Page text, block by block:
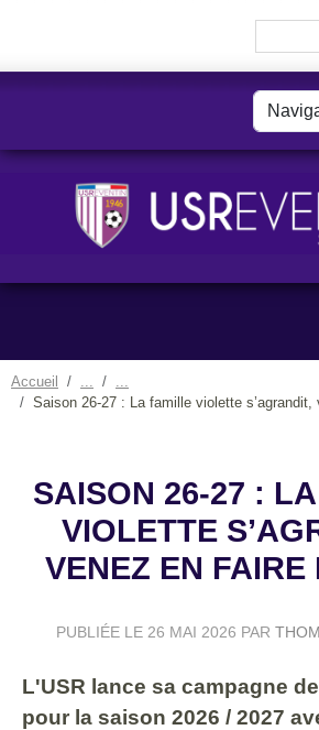
Accueil
Saison 26-27 : La famille violette
SAISON 26-27 :
VIOLETTE
VENEZ EN FAIRE
PUBLIÉE LE 26 MAI 2026 PAR
L'USR lance sa campagne
pour la saison 2026 / 2027